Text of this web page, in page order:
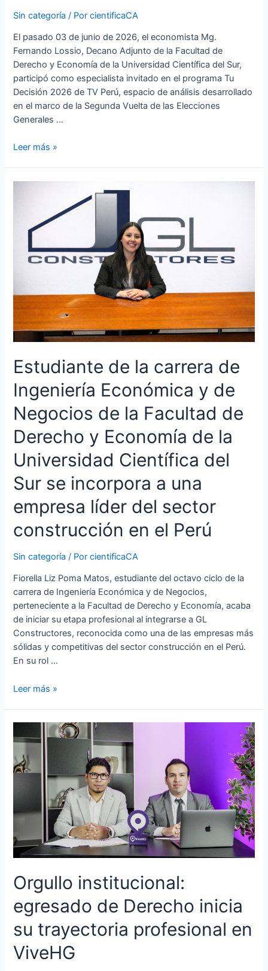
Sin categoría / PorcientificaCA
El pasado 03 de junio de 2026, el economista Mg.
Fernando Lossio, Decano Adjunto de la Facultad de
Derecho y Economía de la Universidad Científica del Sur,
participó como especialista invitado en el programa Tu
Decisión 2026 de TV Perú, espacio de análisis desarrollado
en el marco de la Segunda Vuelta de las Elecciones
Generales …
en
Segunda
Vuelta
Electoral
2026
Leer más »
Estudiante de la carrera de
Ingeniería Económica y de
Negocios de la Facultad de
Derecho y Economía de la
Universidad Científica del
Sur se incorpora a una
empresa líder del sector
construcción en el Perú
Sin categoría / PorcientificaCA
Fiorella Liz Poma Matos, estudiante del octavo ciclo de la
carrera de Ingeniería Económica y de Negocios,
perteneciente a la Facultad de Derecho y Economía, acaba
de iniciar su etapa profesional al integrarse a GL
Constructores, reconocida como una de las empresas más
sólidas y competitivas del sector construcción en el Perú.
En su rol …
carrera
Ingeniería
de
Negocios
de
de
Economía
de
la
Científica
del
Sur
se
incorpora
a
empresa
líder
construcción
en
Perú
Leer más »
Orgullo institucional:
egresado de Derecho inicia
su trayectoria profesional en
ViveHG
institucional:
egresado
de
su
trayectoria
profesional
en